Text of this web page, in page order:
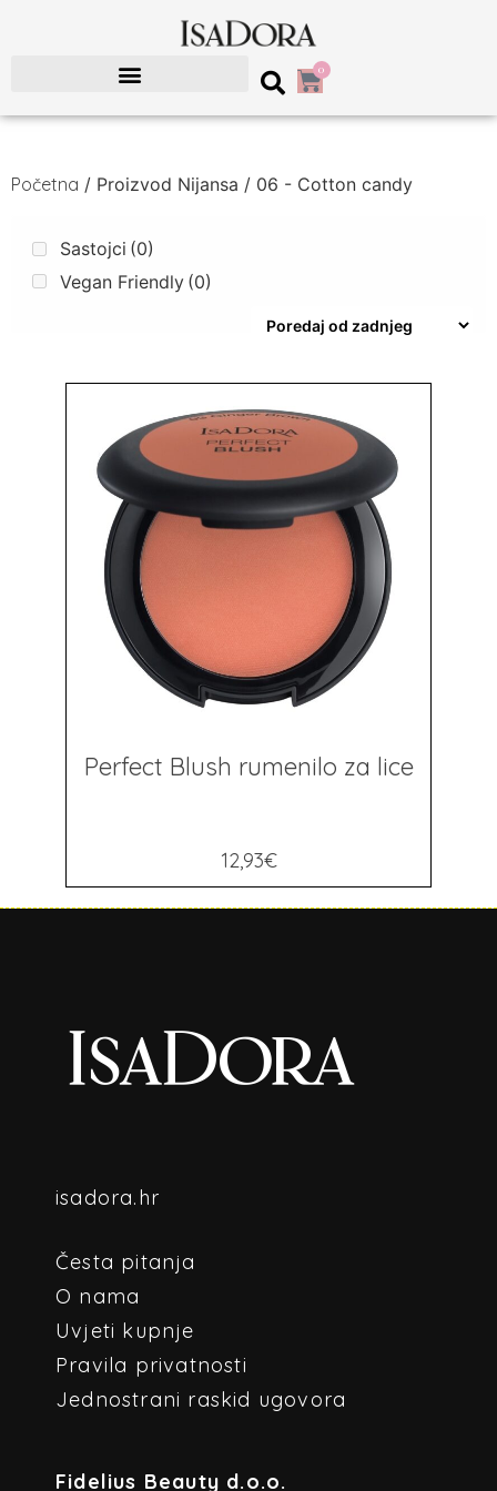
0
Početna / Proizvod Nijansa / 06 - Cotton candy
Sastojci (0)
Vegan Friendly (0)
Perfect Blush rumenilo za lice
12,93€
isadora.hr
Česta pitanja
O nama
Uvjeti kupnje
Pravila privatnosti
Jednostrani raskid ugovora
Fidelius Beauty d.o.o.